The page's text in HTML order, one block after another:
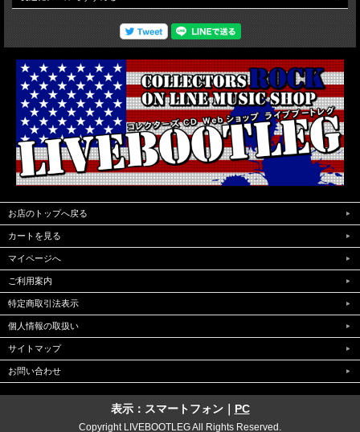
お店のトップへ戻る
カートを見る
マイページへ
ご利用案内
特定商取引法表示
個人情報の取扱い
サイトマップ
お問い合わせ
表示：スマートフォン｜ PC
Copyright LIVEBOOTLEG All Rights Reserved.